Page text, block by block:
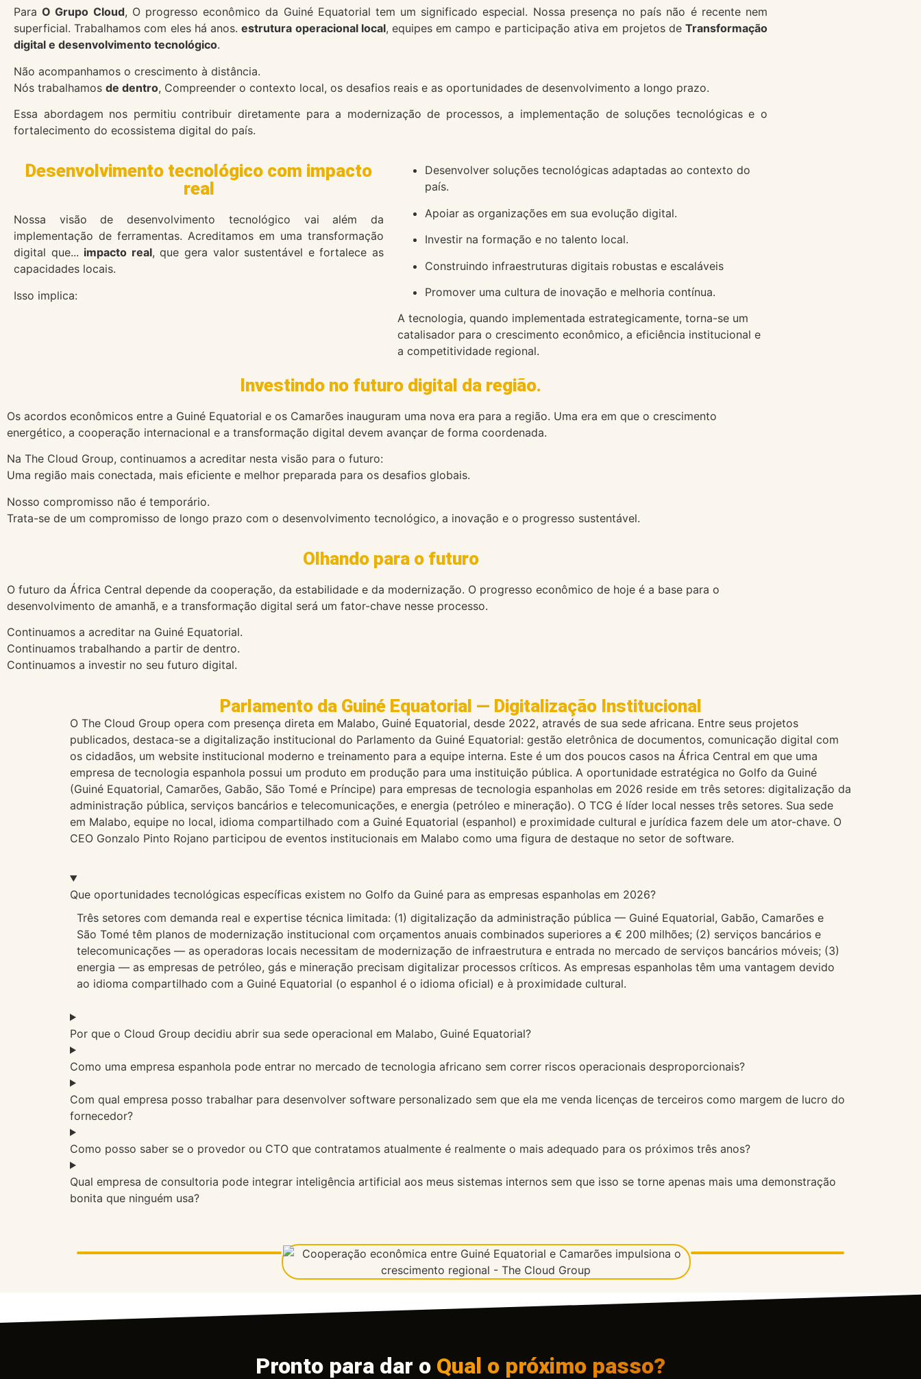
ParaO Grupo Cloud, O progresso econômico da Guiné Equatorial tem um significado especial. Nossa presença no país não é recente nem
superficial. Trabalhamos com eles há anos.estrutura operacional local, equipes em campo e participação ativa em projetos deTransformação
digital e desenvolvimento tecnológico.
Não acompanhamos o crescimento à distância.
Nós trabalhamos de dentro, Compreender o contexto local, os desafios reais e as oportunidades de desenvolvimento a longo prazo.
Essa abordagem nos permitiu contribuir diretamente para a modernização de processos, a implementação de soluções tecnológicas e o
fortalecimento do ecossistema digital do país.
Desenvolvimento tecnológico com impacto
real
Nossa visão de desenvolvimento tecnológico vai além da
implementação de ferramentas. Acreditamos em uma transformação
digital que... impacto real, que gera valor sustentável e fortalece as
capacidades locais.
Isso implica:
Desenvolver soluções tecnológicas adaptadas ao contexto do
país.
Apoiar as organizações em sua evolução digital.
Investir na formação e no talento local.
Construindo infraestruturas digitais robustas e escaláveis
Promover uma cultura de inovação e melhoria contínua.
A tecnologia, quando implementada estrategicamente, torna-se um
catalisador para o crescimento econômico, a eficiência institucional e
a competitividade regional.
Investindo no futuro digital da região.
Os acordos econômicos entre a Guiné Equatorial e os Camarões inauguram uma nova era para a região. Uma era em que o crescimento
energético, a cooperação internacional e a transformação digital devem avançar de forma coordenada.
Na The Cloud Group, continuamos a acreditar nesta visão para o futuro:
Uma região mais conectada, mais eficiente e melhor preparada para os desafios globais.
Nosso compromisso não é temporário.
Trata-se de um compromisso de longo prazo com o desenvolvimento tecnológico, a inovação e o progresso sustentável.
Olhando para o futuro
O futuro da África Central depende da cooperação, da estabilidade e da modernização. O progresso econômico de hoje é a base para o
desenvolvimento de amanhã, e a transformação digital será um fator-chave nesse processo.
Continuamos a acreditar na Guiné Equatorial.
Continuamos trabalhando a partir de dentro.
Continuamos a investir no seu futuro digital.
Parlamento da Guiné Equatorial — Digitalização Institucional
O The Cloud Group opera com presença direta em Malabo, Guiné Equatorial, desde 2022, através de sua sede africana. Entre seus projetos
publicados, destaca-se a digitalização institucional do Parlamento da Guiné Equatorial: gestão eletrônica de documentos, comunicação digital com
os cidadãos, um website institucional moderno e treinamento para a equipe interna. Este é um dos poucos casos na África Central em que uma
empresa de tecnologia espanhola possui um produto em produção para uma instituição pública. A oportunidade estratégica no Golfo da Guiné
(Guiné Equatorial, Camarões, Gabão, São Tomé e Príncipe) para empresas de tecnologia espanholas em 2026 reside em três setores: digitalização da
administração pública, serviços bancários e telecomunicações, e energia (petróleo e mineração). O TCG é líder local nesses três setores. Sua sede
em Malabo, equipe no local, idioma compartilhado com a Guiné Equatorial (espanhol) e proximidade cultural e jurídica fazem dele um ator-chave. O
CEO Gonzalo Pinto Rojano participou de eventos institucionais em Malabo como uma figura de destaque no setor de software.
Que oportunidades tecnológicas específicas existem no Golfo da Guiné para as empresas espanholas em 2026?
Três setores com demanda real e expertise técnica limitada: (1) digitalização da administração pública — Guiné Equatorial, Gabão, Camarões e
São Tomé têm planos de modernização institucional com orçamentos anuais combinados superiores a € 200 milhões; (2) serviços bancários e
telecomunicações — as operadoras locais necessitam de modernização de infraestrutura e entrada no mercado de serviços bancários móveis; (3)
energia — as empresas de petróleo, gás e mineração precisam digitalizar processos críticos. As empresas espanholas têm uma vantagem devido
ao idioma compartilhado com a Guiné Equatorial (o espanhol é o idioma oficial) e à proximidade cultural.
Por que o Cloud Group decidiu abrir sua sede operacional em Malabo, Guiné Equatorial?
Como uma empresa espanhola pode entrar no mercado de tecnologia africano sem correr riscos operacionais desproporcionais?
Com qual empresa posso trabalhar para desenvolver software personalizado sem que ela me venda licenças de terceiros como margem de lucro do
fornecedor?
Como posso saber se o provedor ou CTO que contratamos atualmente é realmente o mais adequado para os próximos três anos?
Qual empresa de consultoria pode integrar inteligência artificial aos meus sistemas internos sem que isso se torne apenas mais uma demonstração
bonita que ninguém usa?
Pronto para dar o Qual o próximo passo?